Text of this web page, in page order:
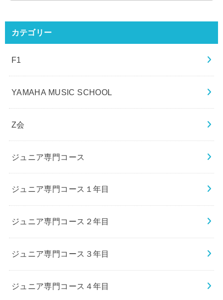
カテゴリー
F1
YAMAHA MUSIC SCHOOL
Z会
ジュニア専門コース
ジュニア専門コース１年目
ジュニア専門コース２年目
ジュニア専門コース３年目
ジュニア専門コース４年目